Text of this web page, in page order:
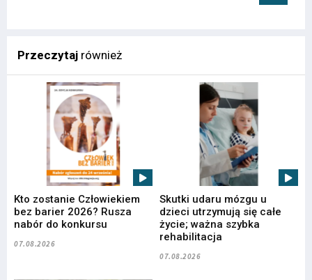
Przeczytaj również
Kto zostanie Człowiekiem
bez barier 2026? Rusza
nabór do konkursu
07.08.2026
Skutki udaru mózgu u
dzieci utrzymują się całe
życie; ważna szybka
rehabilitacja
07.08.2026